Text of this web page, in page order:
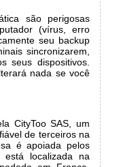
são perigosas
(vírus, erro
seu backup
sincronizarem,
seus dispositivos.
nada se você
CityToo SAS, um
de terceiros na
é apoiada pelos
está localizada na